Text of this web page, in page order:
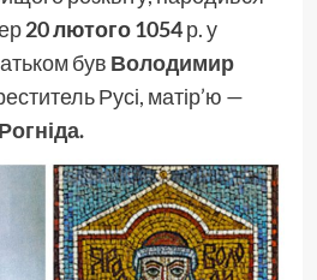
20 лютого 1054р. у
був Володимир
Русі, матір’ю —
Рогніда.